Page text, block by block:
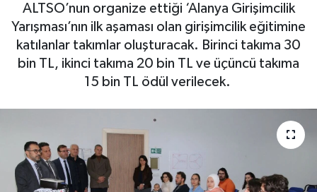
ALTSO’nun organize ettiği ‘Alanya Girişimcilik
Yarışması’nın ilk aşaması olan girişimcilik eğitimine
katılanlar takımlar oluşturacak. Birinci takıma 30
bin TL, ikinci takıma 20 bin TL ve üçüncü takıma
15 bin TL ödül verilecek.
Ekonomi
Gizlilik İlkeleri - Privacy Policy
Politika